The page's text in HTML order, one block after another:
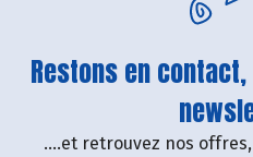
Restons en
....et retrouvez nos